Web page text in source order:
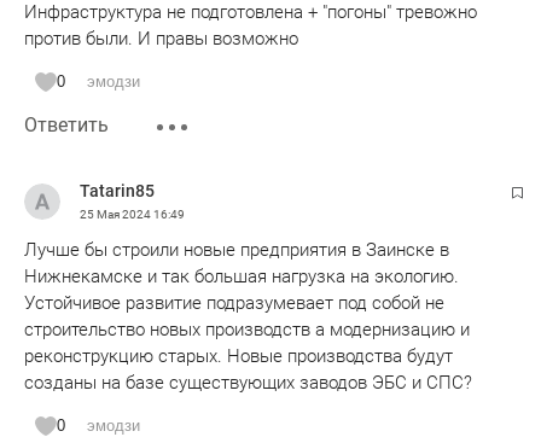
Инфраструктура не подготовлена + "погоны" тревожно
против были. И правы возможно
0 эмодзи
Ответить
Tatarin85
25 Мая 202416:49
Лучше бы строили новые предприятия в Заинске в
Нижнекамске и так большая нагрузка на экологию.
Устойчивое развитие подразумевает под собой не
строительство новых производств а модернизацию и
реконструкцию старых. Новые производства будут
созданы на базе существующих заводов ЭБС и СПС?
0 эмодзи